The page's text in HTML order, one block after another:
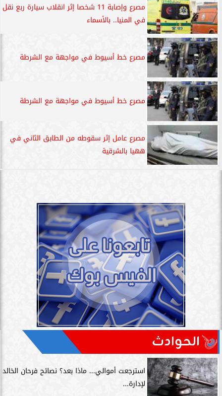
مصرع وإصابة 11 شخصا إثر انقلاب سيارة ربع نقل
في المنيا.. بالأسماء
مصرع خط أسيوط في مواجهة مع الشرطة
مصرع خط أسيوط في مواجهة مع الشرطة
مصرع عامل إثر سقوطه من الطابق الثاني في
ههيا بالشرقية
الحوادث
استرجعت أموالي... ماذا بعد؟ نصائح فرحان الخالد
لإدارة...